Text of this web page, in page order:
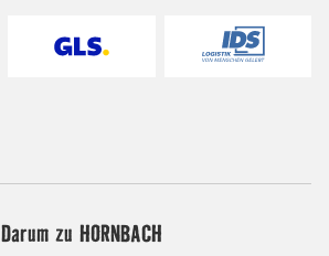
Darum zu HORNBACH